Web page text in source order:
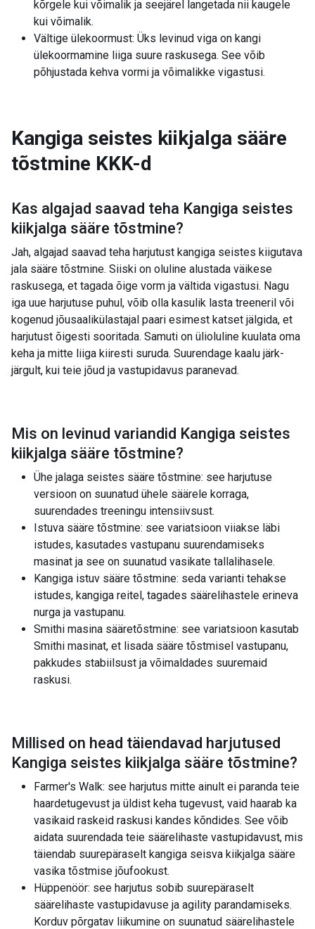
kõrgele kui võimalik ja seejärel langetada nii kaugele
kui võimalik.
Vältige ülekoormust: Üks levinud viga on kangi
ülekoormamine liiga suure raskusega. See võib
põhjustada kehva vormi ja võimalikke vigastusi.
Kangiga seistes kiikjalga sääre
tõstmine KKK-d
Kas algajad saavad teha Kangiga seistes
kiikjalga sääre tõstmine?
Jah, algajad saavad teha harjutust kangiga seistes kiigutava
jala sääre tõstmine. Siiski on oluline alustada väikese
raskusega, et tagada õige vorm ja vältida vigastusi. Nagu
iga uue harjutuse puhul, võib olla kasulik lasta treeneril või
kogenud jõusaalikülastajal paari esimest katset jälgida, et
harjutust õigesti sooritada. Samuti on ülioluline kuulata oma
keha ja mitte liiga kiiresti suruda. Suurendage kaalu järk-
järgult, kui teie jõud ja vastupidavus paranevad.
Mis on levinud variandid Kangiga seistes
kiikjalga sääre tõstmine?
Ühe jalaga seistes sääre tõstmine: see harjutuse
versioon on suunatud ühele säärele korraga,
suurendades treeningu intensiivsust.
Istuva sääre tõstmine: see variatsioon viiakse läbi
istudes, kasutades vastupanu suurendamiseks
masinat ja see on suunatud vasikate tallalihasele.
Kangiga istuv sääre tõstmine: seda varianti tehakse
istudes, kangiga reitel, tagades säärelihastele erineva
nurga ja vastupanu.
Smithi masina sääretõstmine: see variatsioon kasutab
Smithi masinat, et lisada sääre tõstmisel vastupanu,
pakkudes stabiilsust ja võimaldades suuremaid
raskusi.
Millised on head täiendavad harjutused
Kangiga seistes kiikjalga sääre tõstmine?
Farmer's Walk: see harjutus mitte ainult ei paranda teie
haardetugevust ja üldist keha tugevust, vaid haarab ka
vasikaid raskeid raskusi kandes kõndides. See võib
aidata suurendada teie säärelihaste vastupidavust, mis
täiendab suurepäraselt kangiga seisva kiikjalga sääre
vasika tõstmise jõufookust.
Hüppenöör: see harjutus sobib suurepäraselt
säärelihaste vastupidavuse ja agility parandamiseks.
Korduv põrgatav liikumine on suunatud säärelihastele